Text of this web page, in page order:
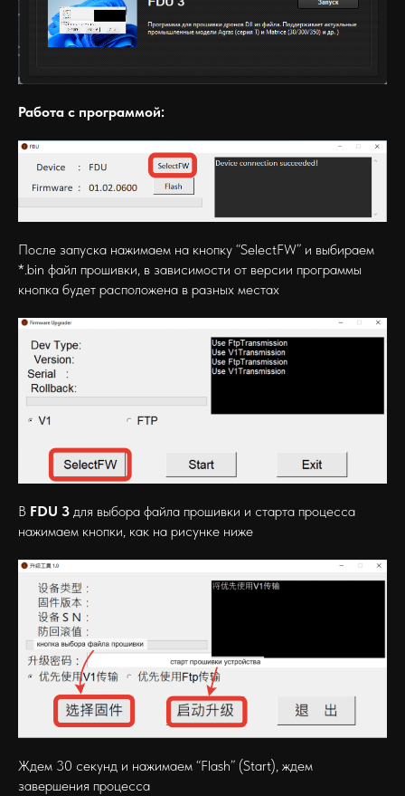
Работа с программой:
После запуска нажимаем на кнопку “SelectFW” и выбираем
*.bin файл прошивки, в зависимости от версии программы
кнопка будет расположена в разных местах
В FDU 3 для выбора файла прошивки и старта процесса
нажимаем кнопки, как на рисунке ниже
Ждем 30 секунд и нажимаем “Flash” (Start), ждем
завершения процесса